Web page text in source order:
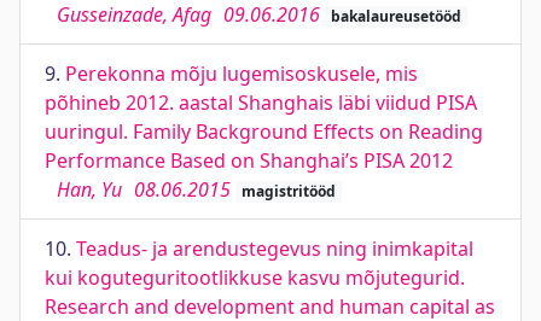
Gusseinzade, Afag 09.06.2016 bakalaureusetööd
9. Perekonna mõju lugemisoskusele, mis
põhineb 2012. aastal Shanghais läbi viidud PISA
uuringul. Family Background Effects on Reading
Performance Based on Shanghai’s PISA 2012
Han, Yu 08.06.2015 magistritööd
10. Teadus- ja arendustegevus ning inimkapital
kui koguteguritootlikkuse kasvu mõjutegurid.
Research and development and human capital as